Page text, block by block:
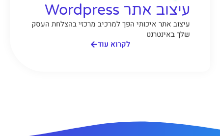
עיצוב אתר Wordpress
עיצוב אתר איכותי הפך למרכיב מרכזי בהצלחת העסק
שלך באינטרנט
לקרוא עוד